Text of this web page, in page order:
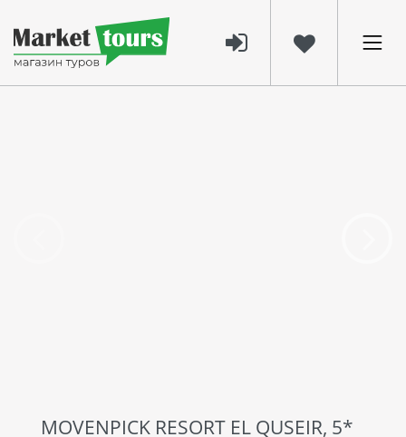
MOVENPICK RESORT EL QUSEIR, 5*